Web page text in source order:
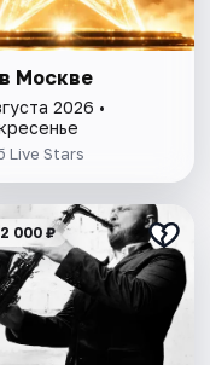
Москве
2026 •
Live Stars
000 ₽